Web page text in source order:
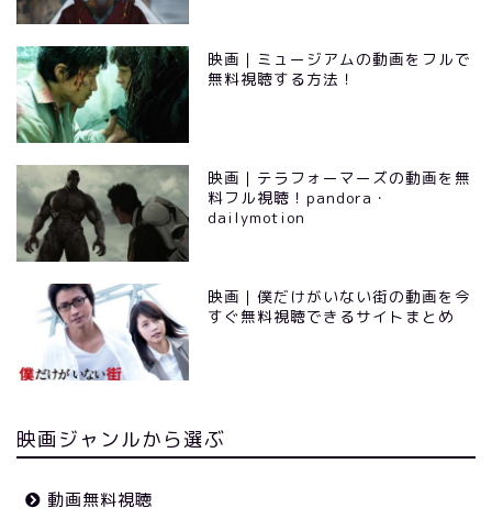
映画｜ミュージアムの動画をフルで
無料視聴する方法！
映画｜テラフォーマーズの動画を無
料フル視聴！pandora・
dailymotion
映画｜僕だけがいない街の動画を今
すぐ無料視聴できるサイトまとめ
映画ジャンルから選ぶ
動画無料視聴